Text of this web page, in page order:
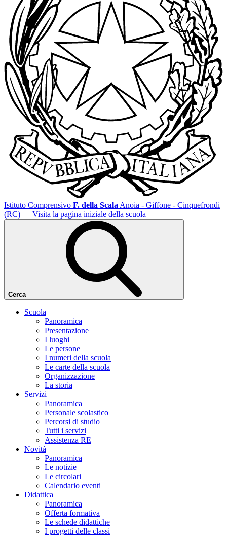
Istituto Comprensivo F. della Scala Anoia - Giffone - Cinquefrondi
(RC) — Visita la pagina iniziale della scuola
Cerca
Scuola
Panoramica
Presentazione
I luoghi
Le persone
I numeri della scuola
Le carte della scuola
Organizzazione
La storia
Servizi
Panoramica
Personale scolastico
Percorsi di studio
Tutti i servizi
Assistenza RE
Novità
Panoramica
Le notizie
Le circolari
Calendario eventi
Didattica
Panoramica
Offerta formativa
Le schede didattiche
I progetti delle classi